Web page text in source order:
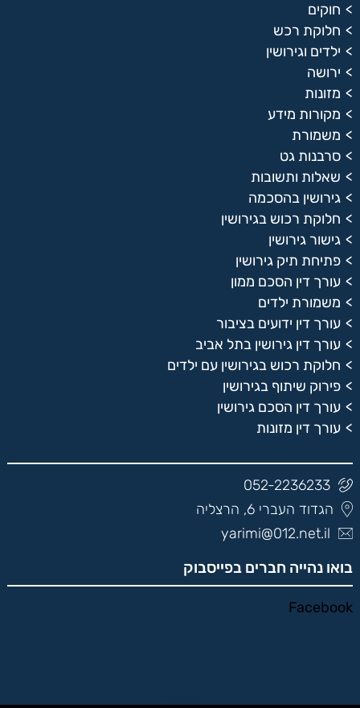
חוקים
חלוקת רכש
ילדים וגירושין
ירושה
מזונות
מקורות מידע
משמורת
סרבנות גט
שאלות ותשובות
גירושין בהסכמה
חלוקת רכוש בגירושין
גישור גירושין
פתיחת תיק גירושין
עורך דין הסכם ממון
משמורת ילדים
עורך דין ידועים בציבור
עורך דין גירושין בתל אביב
חלוקת רכוש בגירושין עם ילדים
פירוק שיתוף בגירושין
עורך דין הסכם גירושין
עורך דין מזונות
052-2236233
הגדוד העברי 6, הרצליה
yarimi@012.net.il
בואו נהייה חברים בפייסבוק
Facebook